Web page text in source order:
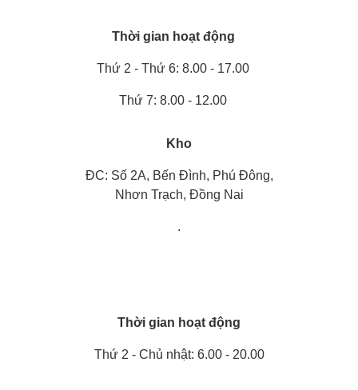
Thời gian hoạt động
Thứ 2 - Thứ 6: 8.00 - 17.00
Thứ 7: 8.00 - 12.00
Kho
ĐC: Số 2A, Bến Đình, Phú Đông,
Nhơn Trạch, Đồng Nai
.
Thời gian hoạt động
Thứ 2 - Chủ nhật: 6.00 - 20.00